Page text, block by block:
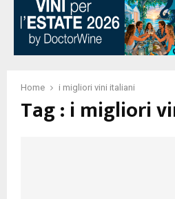
Home i migliori vini italiani
Tag : i migliori